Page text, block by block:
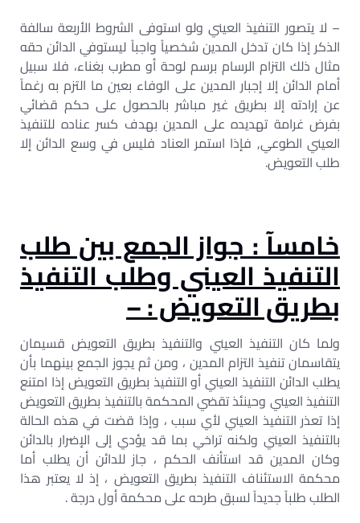
– لا يتصور التنفيذ العيني ولو استوفى الشروط الأربعة سالفة
الذكر إذا كان تدخل المدين شخصياً واجباً ليستوفي الدائن حقه
مثال ذلك التزام الرسام برسم لوحة أو مطرب بغناء، فلا سبيل
أمام الدائن إلا إجبار المدين على الوفاء بعين ما التزم به رغماً
عن إرادته إلا بطريق غير مباشر بالحصول على حكم قضائي
بفرض غرامة تهديده على المدين بهدف كسر عناده للتنفيذ
العيني الطوعي, فإذا استمر العناد فليس في وسع الدائن إلا
طلب التعويض.
خامسآ : جواز الجمع بين طلب
التنفيذ العيني وطلب التنفيذ
بطريق التعويض : –
ولما كان التنفيذ العيني والتنفيذ بطريق التعويض قسيمان
يتقاسمان تنفيذ التزام المدين ، ومن ثم يجوز الجمع بينهما بأن
يطلب الدائن التنفيذ العيني أو التنفيذ بطريق التعويض إذا امتنع
التنفيذ العيني وحينئذ تقضي المحكمة بالتنفيذ بطريق التعويض
إذا تعذر التنفيذ العيني لأي سبب ، وإذا قضت في هذه الحالة
بالتنفيذ العيني ولكنه تراخي بما قد يؤدي إلى الإضرار بالدائن
وكان المدين قد استأنف الحكم ، جاز للدائن أن يطلب أما
محكمة الاستئناف التنفيذ بطريق التعويض ، إذ لا يعتبر هذا
الطلب طلباً جديداً لسبق طرحه على محكمة أول درجة .